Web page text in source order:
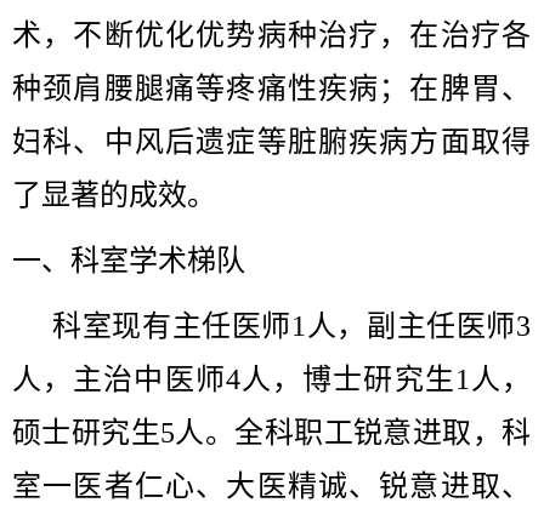
术，不断优化优势病种治疗，在治疗各
种颈肩腰腿痛等疼痛性疾病；在脾胃、
妇科、中风后遗症等脏腑疾病方面取得
了显著的成效。
一、科室学术梯队
科室现有主任医师1人，副主任医师3
人，主治中医师4人，博士研究生1人，
硕士研究生5人。全科职工锐意进取，科
室一医者仁心、大医精诚、锐意进取、